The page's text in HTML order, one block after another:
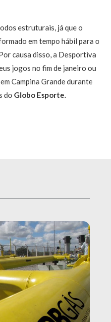
estruturais, já que o
em tempo hábil para o
causa disso, a Desportiva
jogos no fim de janeiro ou
Campina Grande durante
do Globo Esporte.